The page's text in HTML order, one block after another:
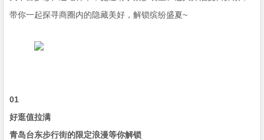
带你一起探寻商圈内的隐藏美好，解锁缤纷盛夏~
01
好逛值拉满
青岛台东步行街的限定浪漫等你解锁